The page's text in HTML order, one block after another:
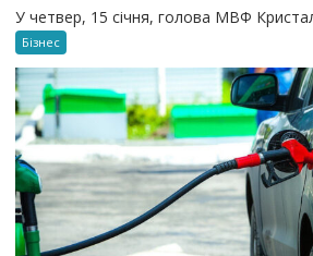
У четвер, 15 січня, голова МВФ
Бізнес